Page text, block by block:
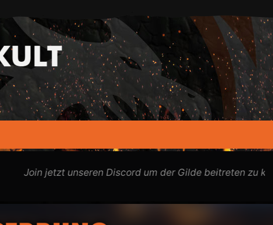
Join jetzt unseren Discord um der Gilde beitreten zu